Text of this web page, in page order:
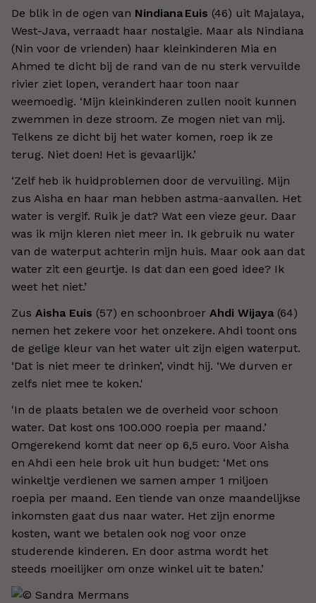
De blik in de ogen van Nindiana Euis (46) uit Majalaya,
West-Java, verraadt haar nostalgie. Maar als Nindiana
(Nin voor de vrienden) haar kleinkinderen Mia en
Ahmed te dicht bij de rand van de nu sterk vervuilde
rivier ziet lopen, verandert haar toon naar
weemoedig. ‘Mijn kleinkinderen zullen nooit kunnen
zwemmen in deze stroom. Ze mogen niet van mij.
Telkens ze dicht bij het water komen, roep ik ze
terug. Niet doen! Het is gevaarlijk.’
‘Zelf heb ik huidproblemen door de vervuiling. Mijn
zus Aisha en haar man hebben astma-aanvallen. Het
water is vergif. Ruik je dat? Wat een vieze geur. Daar
was ik mijn kleren niet meer in. Ik gebruik nu water
van de waterput achterin mijn huis. Maar ook aan dat
water zit een geurtje. Is dat dan een goed idee? Ik
weet het niet.’
Zus Aisha Euis (57) en schoonbroer Ahdi Wijaya (64)
nemen het zekere voor het onzekere. Ahdi toont ons
de gelige kleur van het water uit zijn eigen waterput.
‘Dat is niet meer te drinken’, vindt hij. ‘We durven er
zelfs niet mee te koken.'
'In de plaats betalen we de overheid voor schoon
water. Dat kost ons 100.000 roepia per maand.’
Omgerekend komt dat neer op 6,5 euro. Voor Aisha
en Ahdi een hele brok uit hun budget: ‘Met ons
winkeltje verdienen we samen amper 1 miljoen
roepia per maand. Een tiende van onze maandelijkse
inkomsten gaat dus naar water. Het zijn enorme
kosten, want we betalen ook nog voor onze
studerende kinderen. En door astma wordt het
steeds moeilijker om onze winkel uit te baten.’